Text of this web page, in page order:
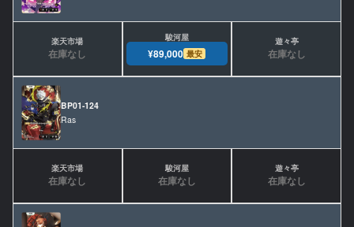
在庫なし ¥89,000 最安 在庫なし
BP01-124
Ras
在庫なし 在庫なし 在庫なし